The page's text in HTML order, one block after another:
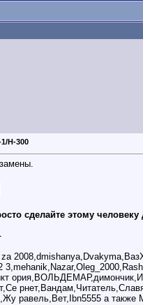
1/Н-300
сделайте этому человеку
равель,Вет,Ibn5555 а